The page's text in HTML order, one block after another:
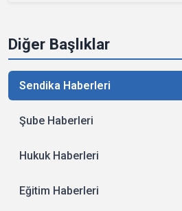
Diğer Başlıklar
Sendika Haberleri
Şube Haberleri
Hukuk Haberleri
Eğitim Haberleri